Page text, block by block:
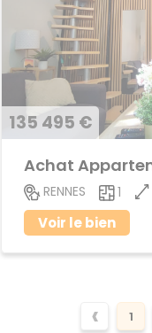
135 495 €
RENNES 1
Voir le bien
‹ 1